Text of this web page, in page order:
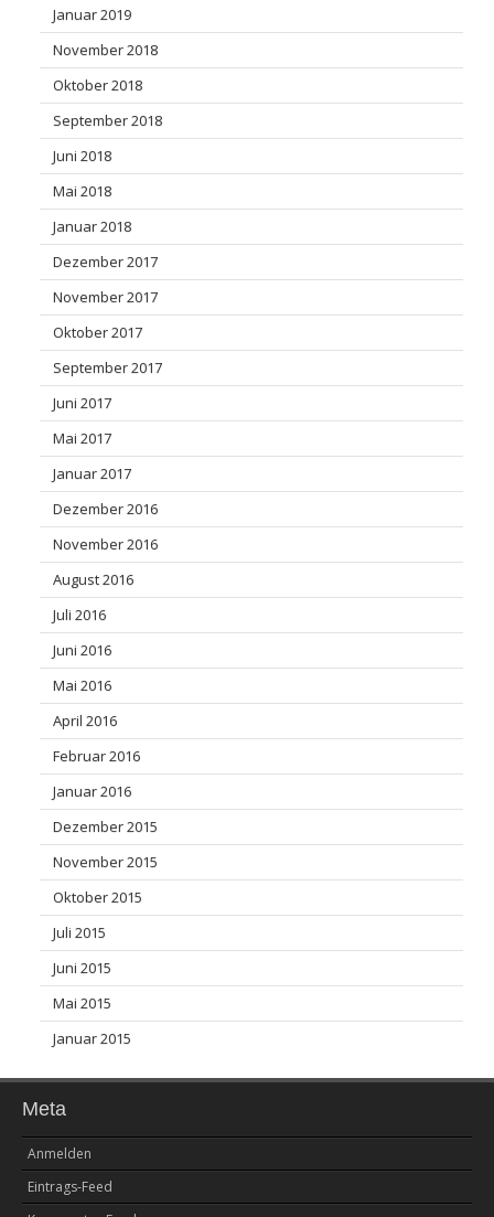
Januar 2019
November 2018
Oktober 2018
September 2018
Juni 2018
Mai 2018
Januar 2018
Dezember 2017
November 2017
Oktober 2017
September 2017
Juni 2017
Mai 2017
Januar 2017
Dezember 2016
November 2016
August 2016
Juli 2016
Juni 2016
Mai 2016
April 2016
Februar 2016
Januar 2016
Dezember 2015
November 2015
Oktober 2015
Juli 2015
Juni 2015
Mai 2015
Januar 2015
Meta
Anmelden
Eintrags-Feed